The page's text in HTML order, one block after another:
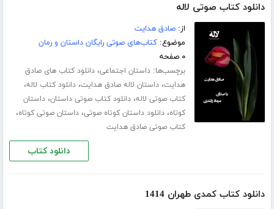
دانلود کتاب صوتی لاله
از:صادق هدایت
موضوع:کتاب‌های صوتی رایگان داستان و رمان
۰ صفحه
برچسب‌ها:داستان اجتماعی،دانلود کتاب های صادق
هدایت،داستان لاله صادق هدایت،دانلود کتاب لاله،
کتاب صوتی لاله،دانلود کتاب صوتی داستان،داستان
کوتاه،دانلود داستان کوتاه صوتی،داستان صوتی کوتاه،
کتاب صوتی صادق هدایت
دانلود کتاب
دانلود کتاب کمدی طهران 1414